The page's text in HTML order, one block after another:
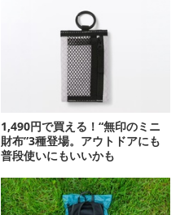
1,490円で買える！“無印のミニ
財布”3種登場。アウトドアにも
普段使いにもいいかも